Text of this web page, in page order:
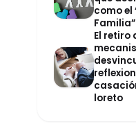
como el
Familia”
El retiro
loreto